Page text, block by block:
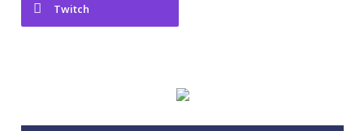
Twitch